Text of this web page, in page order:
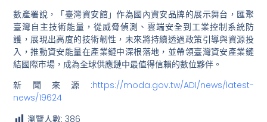
數產署說，「臺灣資安館」作為國內資安品牌的展示舞台，匯聚
臺灣自主技術能量，從威脅偵測、雲端安全到工業控制系統防
護，展現出高度的技術韌性，未來將持續透過政策引導與資源投
入，推動資安能量在產業鏈中深根落地，並帶領臺灣資安產業鏈
結國際市場，成為全球供應鏈中最值得信賴的數位夥伴。
新聞來源:https://moda.gov.tw/ADI/news/latest-
news/19624
瀏覽人數: 386